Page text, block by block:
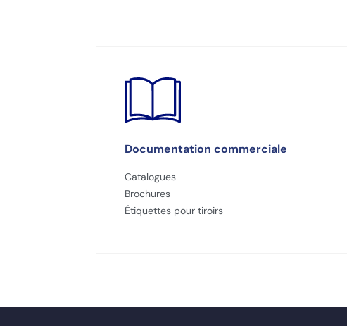
Documentation commerciale
Catalogues
Brochures
Étiquettes pour tiroirs